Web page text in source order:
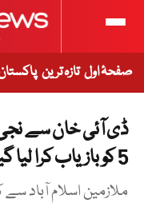
صفحۂ اول تازہ ترین
5 کو بازیاب کرا لیا گیا
ملازمین اسلام آباد